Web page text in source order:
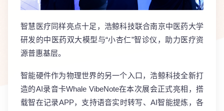
智慧医疗同样亮点十足，浩鲸科技联合南京中医药大学
研发的中医药双大模型与“小杏仁”智诊仪，助力医疗资
源普惠基层。
智能硬件作为物理世界的另一个入口，浩鲸科技全新打
造的AI录音卡Whale VibeNote在本次展会正式亮相，搭
载智在记录APP，支持语音实时转写、AI智能提炼，各